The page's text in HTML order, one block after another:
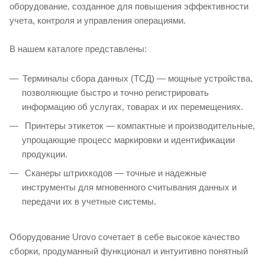
оборудование, созданное для повышения эффективности
учета, контроля и управления операциями.
В нашем каталоге представлены:
Терминалы сбора данных (ТСД) — мощные устройства,
позволяющие быстро и точно регистрировать
информацию об услугах, товарах и их перемещениях.
Принтеры этикеток — компактные и производительные,
упрощающие процесс маркировки и идентификации
продукции.
Сканеры штрихкодов — точные и надежные
инструменты для мгновенного считывания данных и
передачи их в учетные системы.
Оборудование Urovo сочетает в себе высокое качество
сборки, продуманный функционал и интуитивно понятный